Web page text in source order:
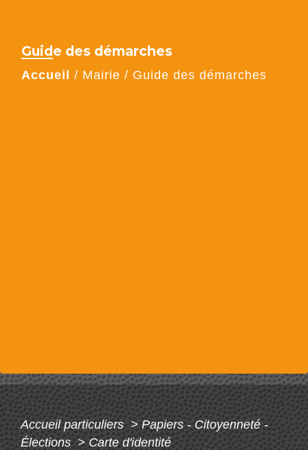
Guide des démarches
Accueil / Mairie / Guide des démarches
Accueil particuliers > Papiers - Citoyenneté -
Élections> Carte d'identité